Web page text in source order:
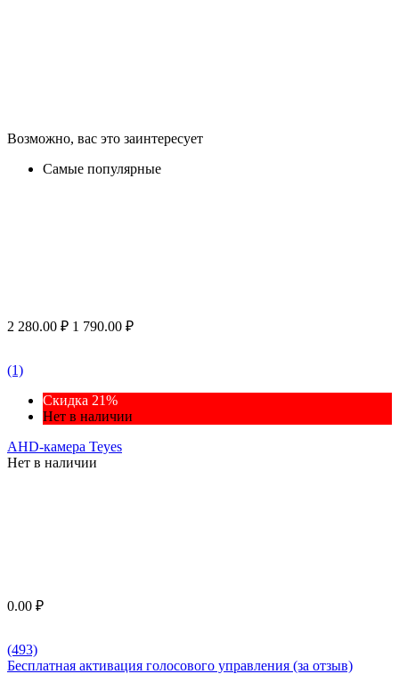
Возможно, вас это заинтересует
Самые популярные
2 280.00 ₽ 1 790.00 ₽
(1)
Скидка 21%
Нет в наличии
AHD-камера Teyes
Нет в наличии
0.00 ₽
(493)
Бесплатная активация голосового управления (за отзыв)